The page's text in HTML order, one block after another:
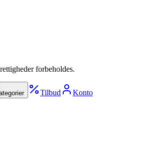
forbeholdes.
Tilbud Konto